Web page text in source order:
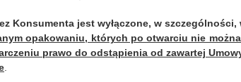
Konsumenta jest wyłączone, w
opakowaniu, których po otwarciu nie
prawo do odstąpienia od zawartej